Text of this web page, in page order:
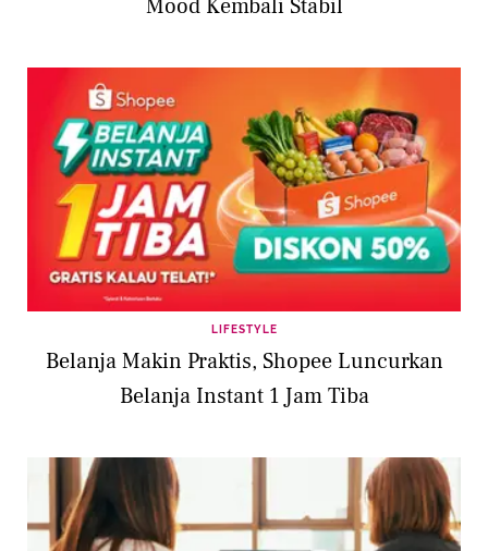
Mood Kembali Stabil
LIFESTYLE
Belanja Makin Praktis, Shopee Luncurkan
Belanja Instant 1 Jam Tiba